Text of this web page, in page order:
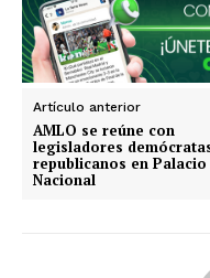
Querétaro Puebla
Nayarit
Morelos
Artículo anterior
AMLO se reúne con
legisladores
republicanos en Palacio
Nacional